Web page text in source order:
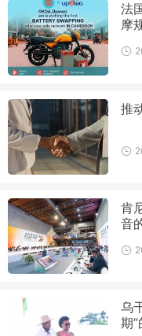
法
摩
推
肯
音
乌
期